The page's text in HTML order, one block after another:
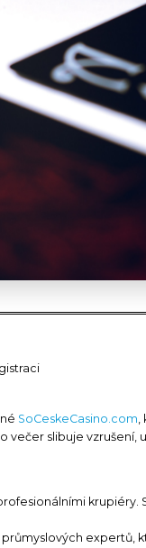
SoCeskeCasino.com
slibuje vzrušení,
expertů,